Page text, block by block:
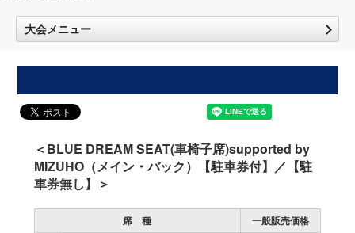
大会メニュー
＜BLUE DREAM SEAT(車椅子席)supported by
MIZUHO（メイン・バック）【駐車券付】／【駐
車券無し】＞
席 種 一般販売価格